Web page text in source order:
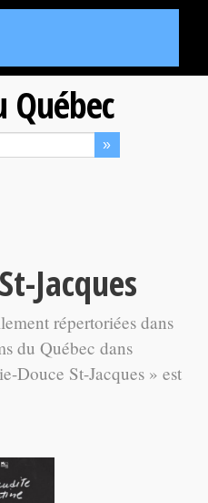
Québec
Jacques
répertoriées dans
du Québec dans
Douce St-Jacques » est